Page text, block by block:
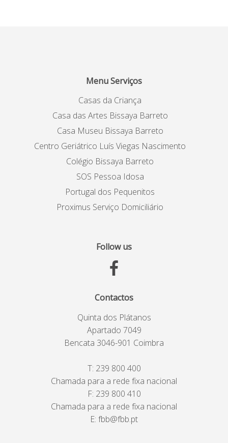
Menu Serviços
Casas da Criança
Casa das Artes Bissaya Barreto
Casa Museu Bissaya Barreto
Centro Geriátrico Luís Viegas Nascimento
Colégio Bissaya Barreto
SOS Pessoa Idosa
Portugal dos Pequenitos
Proximus Serviço Domiciliário
Follow us
Contactos
Quinta dos Plátanos
Apartado 7049
Bencata 3046-901 Coimbra
T: 239 800 400
Chamada para a rede fixa nacional
F: 239 800 410
Chamada para a rede fixa nacional
E: fbb@fbb.pt